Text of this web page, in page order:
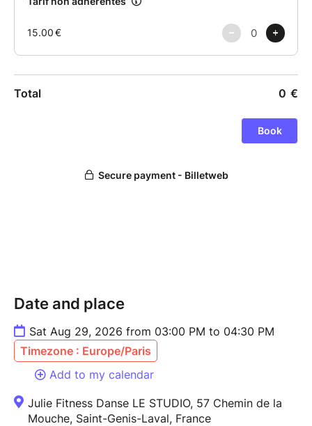
Date and place
Sat Aug 29, 2026 from 03:00 PM to 04:30 PM
Timezone : Europe/Paris
Add to my calendar
Julie Fitness Danse LE STUDIO, 57 Chemin de la
Mouche, Saint-Genis-Laval, France